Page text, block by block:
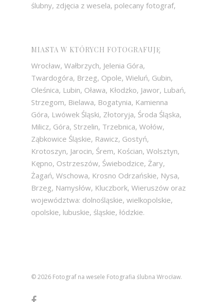
ślubny, zdjęcia z wesela, polecany fotograf,
MIASTA W KTÓRYCH FOTOGRAFUJĘ
Wrocław, Wałbrzych, Jelenia Góra,
Twardogóra, Brzeg, Opole, Wieluń, Gubin,
Oleśnica, Lubin, Oława, Kłodzko, Jawor, Lubań,
Strzegom, Bielawa, Bogatynia, Kamienna
Góra, Lwówek Śląski, Złotoryja, Środa Śląska,
Milicz, Góra, Strzelin, Trzebnica, Wołów,
Ząbkowice Śląskie, Rawicz, Gostyń,
Krotoszyn, Jarocin, Śrem, Kościan, Wolsztyn,
Kępno, Ostrzeszów, Świebodzice, Żary,
Żagań, Wschowa, Krosno Odrzańskie, Nysa,
Brzeg, Namysłów, Kluczbork, Wieruszów oraz
województwa: dolnośląskie, wielkopolskie,
opolskie, lubuskie, śląskie, łódzkie.
© 2026 Fotograf na wesele Fotografia ślubna Wrocław.
facebook